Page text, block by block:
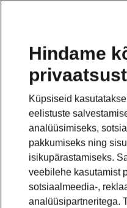
Hindame
privaatsust
Küpsiseid
eelistuste
analüüsimiseks,
pakkumiseks ning
isikupärastamiseks.
veebilehe kasutamist
sotsiaalmeedia-,
analüüsipartneritega.